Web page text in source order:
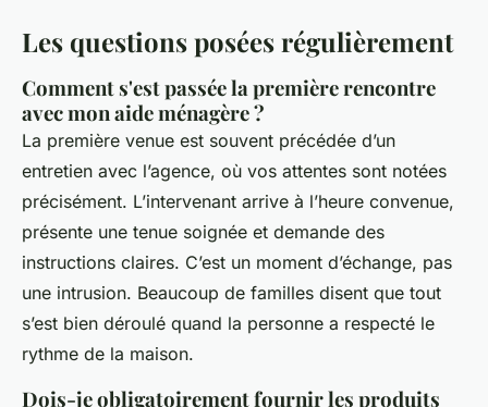
Les questions posées régulièrement
Comment s'est passée la première rencontre
avec mon aide ménagère ?
La première venue est souvent précédée d’un
entretien avec l’agence, où vos attentes sont notées
précisément. L’intervenant arrive à l’heure convenue,
présente une tenue soignée et demande des
instructions claires. C’est un moment d’échange, pas
une intrusion. Beaucoup de familles disent que tout
s’est bien déroulé quand la personne a respecté le
rythme de la maison.
Dois-je obligatoirement fournir les produits